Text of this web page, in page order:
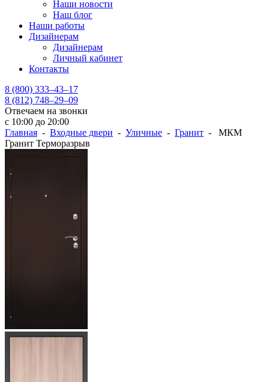
Наши новости
Наш блог
Наши работы
Дизайнерам
Дизайнерам
Личный кабинет
Контакты
8 (800) 333–43–17
8 (812) 748–29–09
Отвечаем на звонки
с 10:00 до 20:00
Главная - Входные двери - Уличные - Гранит - МКМ
Гранит Терморазрыв